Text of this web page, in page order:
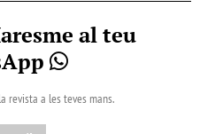
al teu
revista a les teves mans.